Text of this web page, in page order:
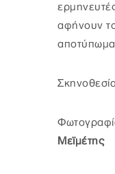
αφήνουν
Μεϊμέτης